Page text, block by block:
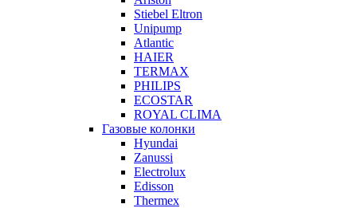
Stiebel Eltron
Unipump
Atlantic
HAIER
TERMAX
PHILIPS
ECOSTAR
ROYAL CLIMA
Газовые колонки
Hyundai
Zanussi
Electrolux
Edisson
Thermex